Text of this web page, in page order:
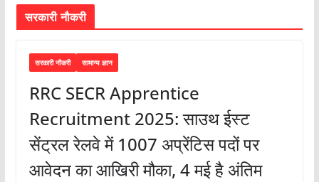
सरकारी नौकरी
सरकारी नौकरी सामान्य ज्ञान
RRC SECR Apprentice
Recruitment 2025: साउथ ईस्ट
सेंट्रल रेलवे में 1007 अप्रेंटिस पदों पर
आवेदन का आखिरी मौका, 4 मई है अंतिम